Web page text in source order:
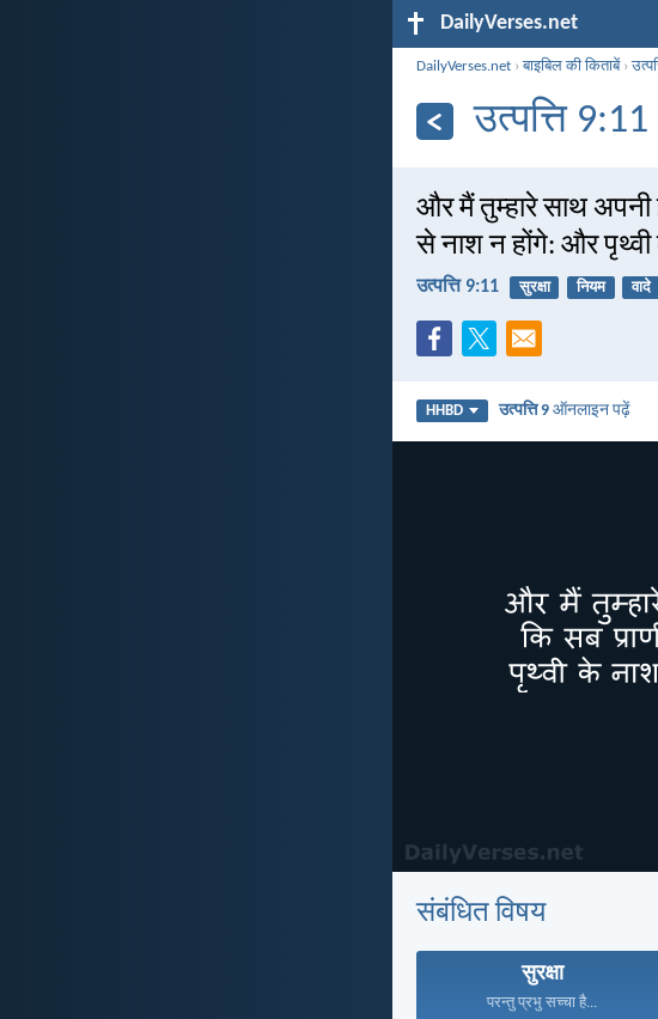
DailyVerses.net
DailyVerses.net ›बाइबिल की किताबें›
उत्पत्ति 9:11
और मैं तुम्हारे साथ
से नाश न होंगे: और
उत्पत्ति 9:11 सुरक्षा नियम वादे
HHBD उत्पत्ति 9 ऑनलाइन पढ़ें
संबंधित विषय
सुरक्षा
परन्तु प्रभु सच्चा है...